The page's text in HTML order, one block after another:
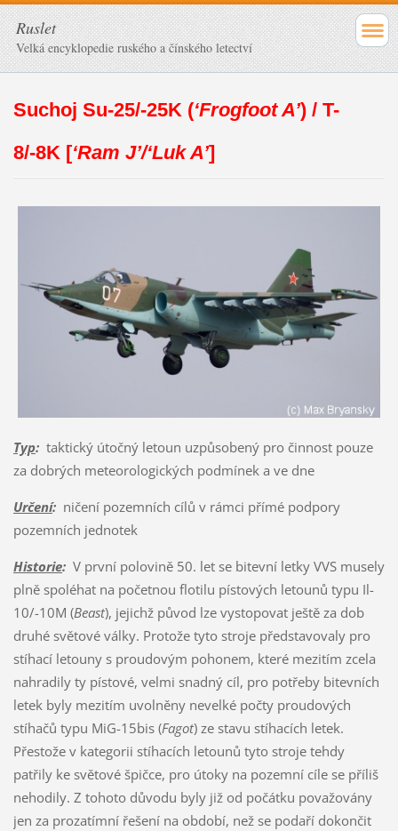
Ruslet
Velká encyklopedie ruského a čínského letectví
Suchoj Su-25/-25K (‘Frogfoot A’) / T-
8/-8K [‘Ram J’/‘Luk A’]
Typ:taktický útočný letoun uzpůsobený pro činnost pouze
za dobrých meteorologických podmínek a ve dne
Určení:ničení pozemních cílů v rámci přímé podpory
pozemních jednotek
Historie:V první polovině 50. let se bitevní letky VVS musely
plně spoléhat na početnou flotilu pístových letounů typu Il-
10/-10M (Beast), jejichž původ lze vystopovat ještě za dob
druhé světové války. Protože tyto stroje představovaly pro
stíhací letouny s proudovým pohonem, které mezitím zcela
nahradily ty pístové, velmi snadný cíl, pro potřeby bitevních
letek byly mezitím uvolněny nevelké počty proudových
stíhačů typu MiG-15bis (Fagot) ze stavu stíhacích letek.
Přestože v kategorii stíhacích letounů tyto stroje tehdy
patřily ke světové špičce, pro útoky na pozemní cíle se příliš
nehodily. Z tohoto důvodu byly již od počátku považovány
jen za prozatímní řešení na období, než se podaří dokončit